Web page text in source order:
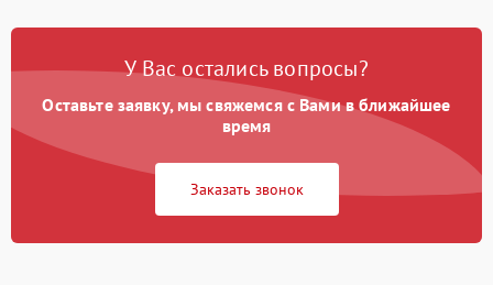
У Вас остались вопросы?
Оставьте заявку, мы свяжемся с Вами в ближайшее
время
Заказать звонок